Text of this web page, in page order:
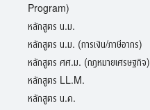
Program)
หลักสูตร น.ม.
หลักสูตร น.ม. (การเงิน/ภาษีอากร)
หลักสูตร ศศ.ม. (กฎหมายเศรษฐกิจ)
หลักสูตร LL.M.
หลักสูตร น.ด.